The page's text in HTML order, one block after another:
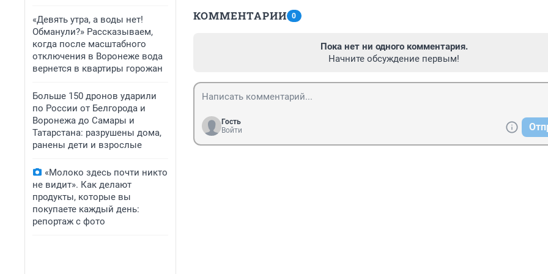
«Девять утра, а воды нет!
Обманули?» Рассказываем,
когда после масштабного
отключения в Воронеже вода
вернется в квартиры горожан
Больше 150 дронов ударили
по России от Белгорода и
Воронежа до Самары и
Татарстана: разрушены дома,
ранены дети и взрослые
«Молоко здесь почти никто
не видит». Как делают
продукты, которые вы
покупаете каждый день:
репортаж с фото
КОММЕНТАРИИ 0
Пока нет ни одного комментария.
Начните обсуждение первым!
Гость
Войти